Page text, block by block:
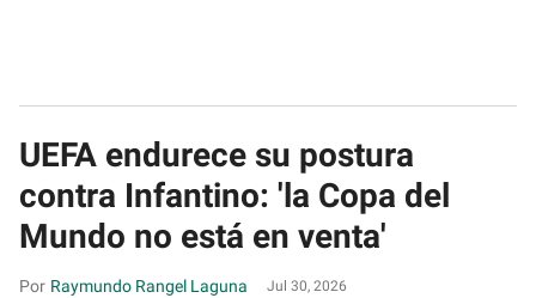
UEFA endurece su postura
contra Infantino: 'la Copa del
Mundo no está en venta'
Raymundo Rangel Laguna Jul 30, 2026